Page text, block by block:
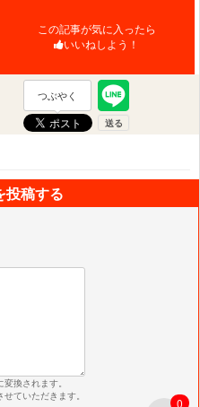
この記事が気に入ったら
いいねしよう！
つぶやく
0
投稿する
換されます。
ていただきます。